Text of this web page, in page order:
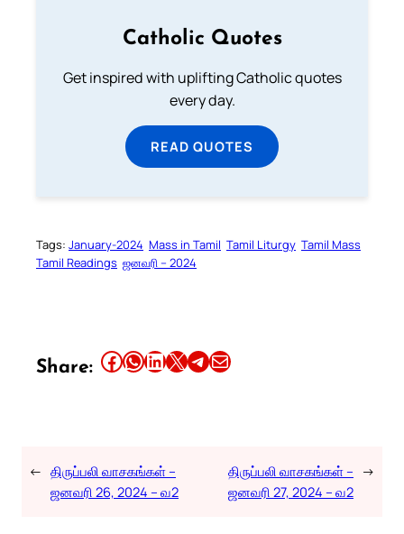
Catholic Quotes
Get inspired with uplifting Catholic quotes
every day.
READ QUOTES
Tags: January-2024 Mass in Tamil Tamil Liturgy Tamil Mass
Tamil Readings ஜனவரி – 2024
Share: Share this article on Facebook Share this article on WhatsApp Share this article on LinkedIn Share this article on X Share this article on TelegramEmail this Article
← திருப்பலி வாசகங்கள் –
ஜனவரி 26, 2024 – வ2
திருப்பலி வாசகங்கள் –
ஜனவரி 27, 2024 – வ2
→